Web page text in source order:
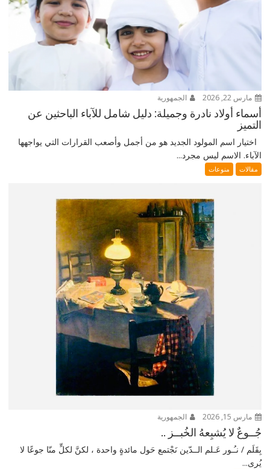
مارس 22, 2026 الجمهورية
أسماء أولاد نادرة وجميلة: دليل شامل للآباء الباحثين عن
التميز
اختيار اسم المولود الجديد هو من أجمل وأصعب القرارات التي يواجهها
الآباء. الاسم ليس مجرد...
مقالات منوعات
مارس 15, 2026 الجمهورية
جُــوعٌ لا يُشبِعهُ الخُبــز ..
بِقَلَم / نـُـور عَـلم الــدّين نَجْتمع حَول مائدةٍ واحدة ، لكنَّ لكلٍّ منّا جوعًا لا
يُرى...